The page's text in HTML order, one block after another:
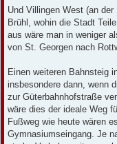
Und Villingen West (an
Brühl, wohin die Stadt
aus wäre man in weniger
von St. Georgen nach
Einen weiteren Bahnsteig
insbesondere dann, wenn
zur Güterbahnhofstraße
wäre dies der ideale Weg
Fußweg wie heute wären
Gymnasiumseingang. Je